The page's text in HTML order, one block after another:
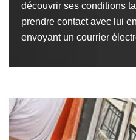
découvrir ses conditions
prendre contact avec lui
envoyant un courrier